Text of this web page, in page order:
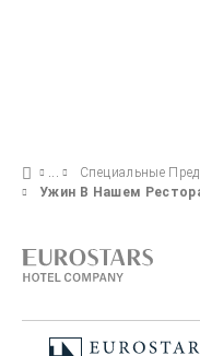
Специальные
Ужин В Нашем